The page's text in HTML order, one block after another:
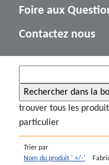
Foire aux
Contactez nous
trouver tous les
particulier
Trier par
Nom du produit ' +/-'